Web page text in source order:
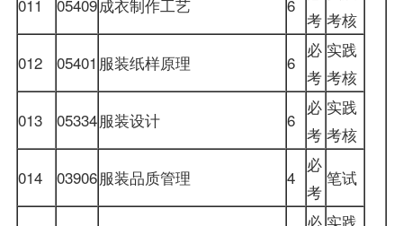
011 05409成衣制作工艺 6
考 考核
012
05401 服装纸样原理 6
必
考
实践
考核
013
05334服装设计 6
必
考
实践
考核
014
03906服装品质管理 4
必
考
笔试
必 实践